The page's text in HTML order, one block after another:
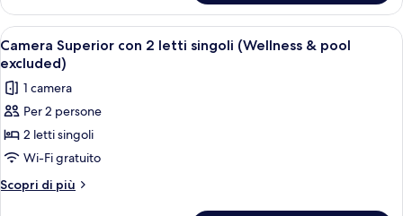
&
pool
excluded)
Standard,
letto
king
&
pool
excluded)
Apri
tutte
le
foto
per
Camera
Superior
con
Camera d'hotel con un letto, una
8
Camera Superior con 2 letti singoli (Wellness & pool
excluded)
1 camera
Per 2 persone
2 letti singoli
Wi-Fi gratuito
Scopri di più
Altri